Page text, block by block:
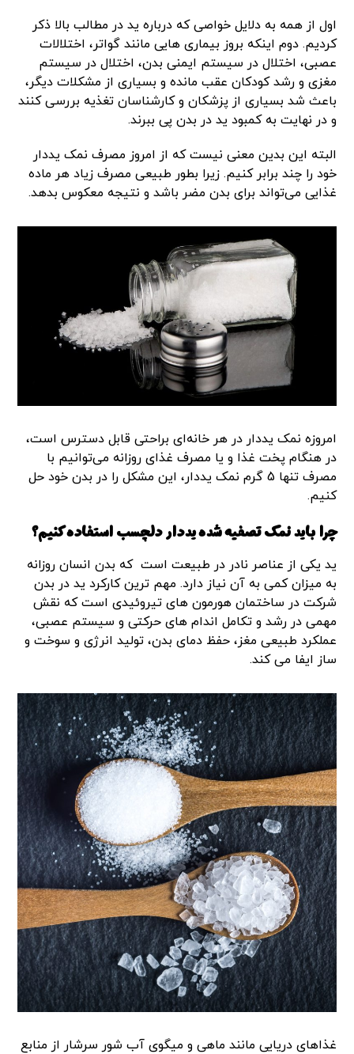
اول از همه به دلایل خواصی که درباره ید در مطالب بالا ذکر
کردیم. دوم اینکه بروز بیماری هایی مانند گواتر، اختلالات
عصبی، اختلال در سیستم ایمنی بدن، اختلال در سیستم
مغزی و رشد کودکان عقب مانده و بسیاری از مشکلات دیگر،
باعث شد بسیاری از پزشکان و کارشناسان تغذیه بررسی کنند
و در نهایت به کمبود ید در بدن پی ببرند.
البته این بدین معنی نیست که از امروز مصرف نمک یددار
خود را چند برابر کنیم. زیرا بطور طبیعی مصرف زیاد هر ماده
غذایی می‌تواند برای بدن مضر باشد و نتیجه معکوس بدهد.
امروزه نمک یددار در هر خانه‌ای براحتی قابل دسترس است،
در هنگام پخت غذا و یا مصرف غذای روزانه می‌توانیم با
مصرف تنها 5 گرم نمک یددار، این مشکل را در بدن خود حل
کنیم.
چرا باید نمک تصفیه شده یددار دلچسب استفاده کنیم؟
ید یکی از عناصر نادر در طبیعت است که بدن انسان روزانه
به میزان کمی به آن نیاز دارد. مهم ترین کارکرد ید در بدن
شرکت در ساختمان هورمون های تیروئیدی است که نقش
مهمی در رشد و تکامل اندام های حرکتی و سیستم عصبی،
عملکرد طبیعی مغز، حفظ دمای بدن، تولید انرژی و سوخت و
ساز ایفا می کند.
غذاهای دریایی مانند ماهی و میگوی آب شور سرشار از منابع